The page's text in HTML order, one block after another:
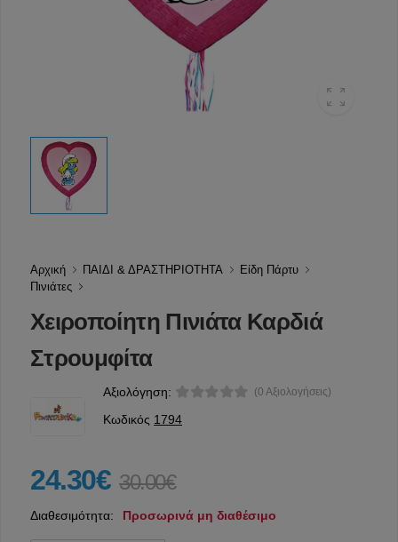
Αρχική ΠΑΙΔΙ & ΔΡΑΣΤΗΡΙΟΤΗΤΑ
Είδη Πάρτυ
Πινιάτες
Χειροποίητη Πινιάτα Καρδιά
Στρουμφίτα
Αξιολόγηση: (0 Αξιολογήσεις)
Κωδικός 1794
24.30€ 30.00€
Διαθεσιμότητα: Προσωρινά μη διαθέσιμο